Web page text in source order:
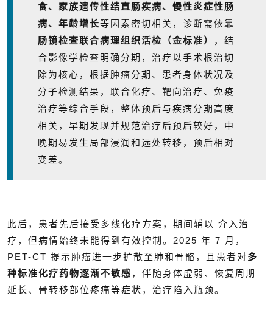
食、家族遗传性结直肠疾病、慢性炎症性肠
病、年龄增长等因素密切相关，诊断需依靠
肠镜检查联合病理组织活检（金标准）
，结
合影像学检查明确分期，治疗以手术根治切
除为核心，根据肿瘤分期、患者身体状况及
分子检测结果，联合化疗、靶向治疗、免疫
治疗等综合手段，整体预后与疾病分期高度
相关，早期发现并规范治疗后预后较好，中
晚期易发生局部浸润和远处转移，预后相对
变差。
此后，患者先后接受多线化疗方案，期间辅以 介入治
疗，但病情始终未能得到有效控制。2025 年 7 月，
PET-CT 提示肿瘤进一步扩散至肺和骨骼，且患者对多
种标准化疗药物逐渐不敏感 ，伴随身体虚弱、恢复周期
延长、骨转移部位疼痛等症状，治疗陷入瓶颈。